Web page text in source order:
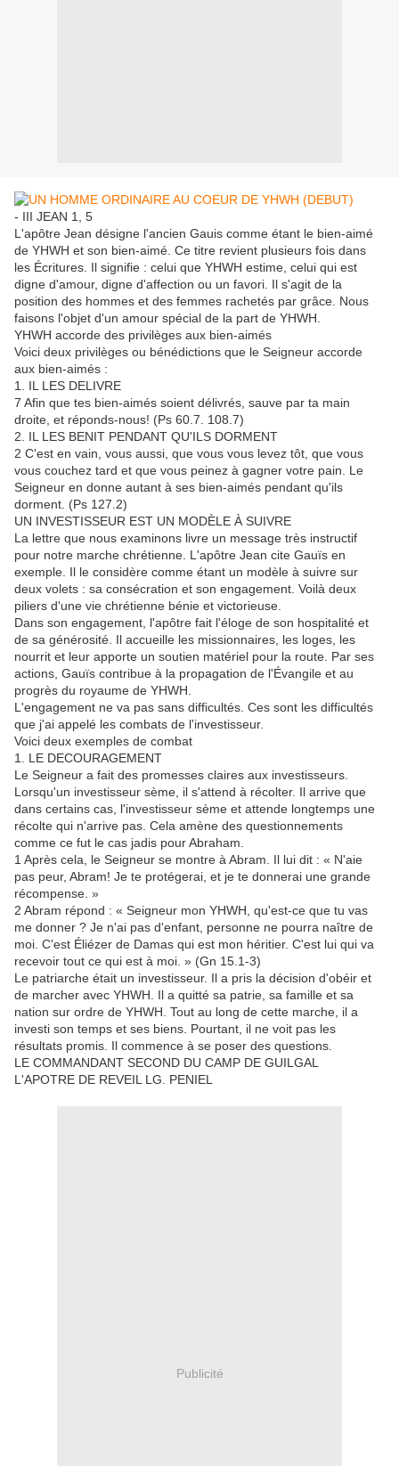
- III JEAN 1, 5
L'apôtre Jean désigne l'ancien Gauis comme étant le bien-aimé
de YHWH et son bien-aimé. Ce titre revient plusieurs fois dans
les Écritures. Il signifie : celui que YHWH estime, celui qui est
digne d'amour, digne d'affection ou un favori. Il s'agit de la
position des hommes et des femmes rachetés par grâce. Nous
faisons l'objet d'un amour spécial de la part de YHWH.
YHWH accorde des privilèges aux bien-aimés
Voici deux privilèges ou bénédictions que le Seigneur accorde
aux bien-aimés :
1. IL LES DELIVRE
7 Afin que tes bien-aimés soient délivrés, sauve par ta main
droite, et réponds-nous! (Ps 60.7. 108.7)
2. IL LES BENIT PENDANT QU'ILS DORMENT
2 C'est en vain, vous aussi, que vous vous levez tôt, que vous
vous couchez tard et que vous peinez à gagner votre pain. Le
Seigneur en donne autant à ses bien-aimés pendant qu'ils
dorment. (Ps 127.2)
UN INVESTISSEUR EST UN MODÈLE À SUIVRE
La lettre que nous examinons livre un message très instructif
pour notre marche chrétienne. L'apôtre Jean cite Gauïs en
exemple. Il le considère comme étant un modèle à suivre sur
deux volets : sa consécration et son engagement. Voilà deux
piliers d'une vie chrétienne bénie et victorieuse.
Dans son engagement, l'apôtre fait l'éloge de son hospitalité et
de sa générosité. Il accueille les missionnaires, les loges, les
nourrit et leur apporte un soutien matériel pour la route. Par ses
actions, Gauïs contribue à la propagation de l'Évangile et au
progrès du royaume de YHWH.
L'engagement ne va pas sans difficultés. Ces sont les difficultés
que j'ai appelé les combats de l'investisseur.
Voici deux exemples de combat
1. LE DECOURAGEMENT
Le Seigneur a fait des promesses claires aux investisseurs.
Lorsqu'un investisseur sème, il s'attend à récolter. Il arrive que
dans certains cas, l'investisseur sème et attende longtemps une
récolte qui n'arrive pas. Cela amène des questionnements
comme ce fut le cas jadis pour Abraham.
1 Après cela, le Seigneur se montre à Abram. Il lui dit : « N'aie
pas peur, Abram! Je te protégerai, et je te donnerai une grande
récompense. »
2 Abram répond : « Seigneur mon YHWH, qu'est-ce que tu vas
me donner ? Je n'ai pas d'enfant, personne ne pourra naître de
moi. C'est Éliézer de Damas qui est mon héritier. C'est lui qui va
recevoir tout ce qui est à moi. » (Gn 15.1-3)
Le patriarche était un investisseur. Il a pris la décision d'obéir et
de marcher avec YHWH. Il a quitté sa patrie, sa famille et sa
nation sur ordre de YHWH. Tout au long de cette marche, il a
investi son temps et ses biens. Pourtant, il ne voit pas les
résultats promis. Il commence à se poser des questions.
LE COMMANDANT SECOND DU CAMP DE GUILGAL
L'APOTRE DE REVEIL LG. PENIEL
Publicité